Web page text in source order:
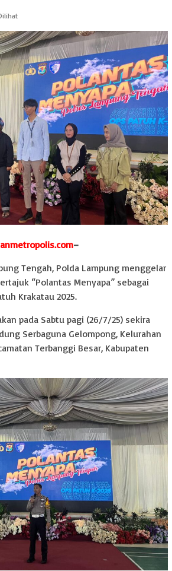
–
Tengah, Polda Lampung menggelar
“Polantas Menyapa” sebagai
Krakatau 2025.
pada Sabtu pagi (26/7/25) sekira
Serbaguna Gelompong, Kelurahan
Terbanggi Besar, Kabupaten